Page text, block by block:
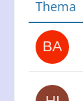
Thema